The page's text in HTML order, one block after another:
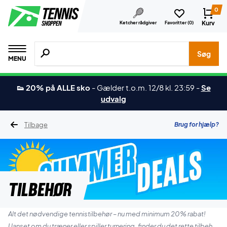
Ketcher rådgiver Favoritter (0)
0
Kurv
MENU
Søg efter produkter, mærker etc.
Søg
👟 20% på ALLE sko - Gælder t.o.m. 12/8 kl. 23:59 -Se
udvalg
Tilbage Brug for hjælp?
Tilbehør
Alt det nødvendige tennistilbehør – nu med minimum 20% rabat!